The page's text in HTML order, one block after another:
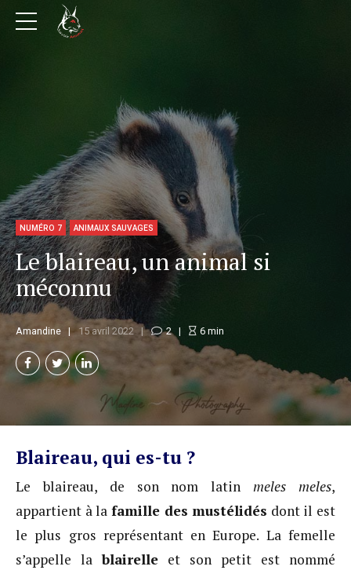
NUMÉRO 7 ANIMAUX SAUVAGES
Le blaireau, un animal si
méconnu
Amandine 15 avril 2022 2 6min
Blaireau, qui es-tu ?
Le blaireau, de son nom latinmeles meles,
appartient à la famille des mustélidés dont il est
le plus gros représentant en Europe. La femelle
s’appelle lablairelle et son petit est nommé